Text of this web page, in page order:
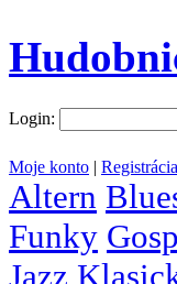
Login:
Moje konto | Registrácia
Altern
Funky
Jazz